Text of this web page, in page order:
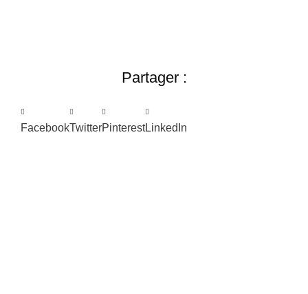
Partager :
FacebookTwitterPinterestLinkedIn